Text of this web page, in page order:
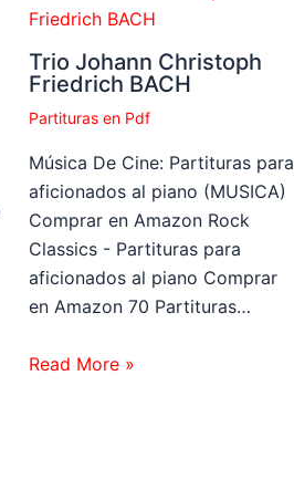
Trio Johann Christoph
Friedrich BACH
Partituras en Pdf
Música De Cine: Partituras para
aficionados al piano (MUSICA)
Comprar en Amazon Rock
Classics - Partituras para
aficionados al piano Comprar
en Amazon 70 Partituras…
Read More »